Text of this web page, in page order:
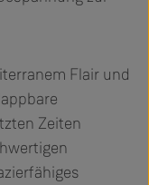
Flair und
Zeiten